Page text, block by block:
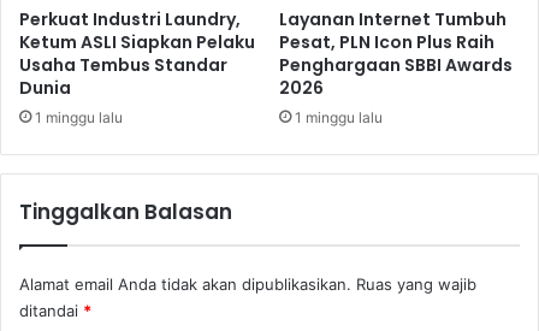
n
i
a
U
s
e
t
,
D
o
g
P
l
a
Perkuat Industri Laundry,
Ketum ASLI Siapkan Pelaku
Usaha Tembus Standar
Dunia
1 minggu lalu
Layanan Internet Tumbuh
Pesat, PLN Icon Plus Raih
Penghargaan SBBI Awards
2026
1 minggu lalu
Tinggalkan Balasan
Alamat email Anda tidak akan dipublikasikan. Ruas yang wajib
ditandai *